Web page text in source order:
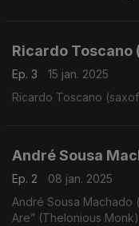
Ricardo Toscano
Ep. 3
15 jan. 2025
Ricardo Toscano
André Sousa
Ep. 2
08 jan. 2025
André Sousa Machado
Are” (Thelonious Monk)